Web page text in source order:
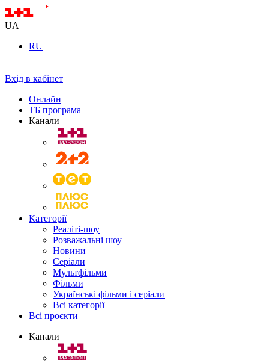
UA
RU
Вхід в кабінет
Онлайн
ТБ програма
Канали
Категорії
Реаліті-шоу
Розважальні шоу
Новини
Серіали
Мультфільми
Фільми
Українські фільми і серіали
Всі категорії
Всі проєкти
Канали